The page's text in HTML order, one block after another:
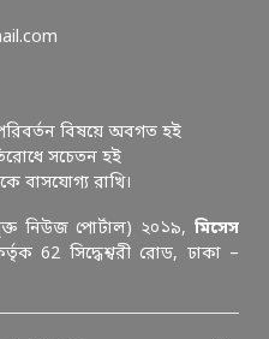
বিষয়ে অবগত হই
সচেতন হই
বাসযোগ্য রাখি।
নিউজ পোর্টাল) ২০১৯, মিসেস
62 সিদ্ধেশ্বরী রোড, ঢাকা –